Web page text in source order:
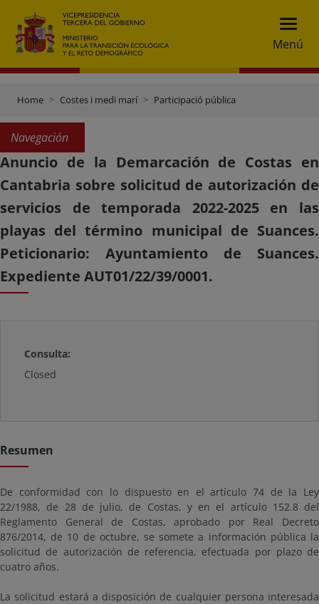
Menú
Home Costes i medi marí Participació pública
Navegación
Anuncio de la Demarcación de Costas en
Cantabria sobre solicitud de autorización de
servicios de temporada 2022-2025 en las
playas del término municipal de Suances.
Peticionario: Ayuntamiento de Suances.
Expediente AUT01/22/39/0001.
Consulta:
Closed
Resumen
De conformidad con lo dispuesto en el artículo 74 de la Ley
22/1988, de 28 de julio, de Costas, y en el artículo 152.8 del
Reglamento General de Costas, aprobado por Real Decreto
876/2014, de 10 de octubre, se somete a información pública la
solicitud de autorización de referencia, efectuada por plazo de
cuatro años.
La solicitud estará a disposición de cualquier persona interesada